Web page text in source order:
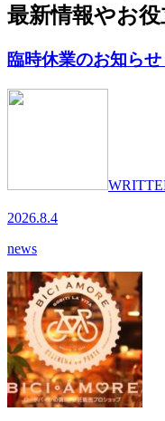
最新情報やお
臨時休業のお知ら
2026.8.4
news